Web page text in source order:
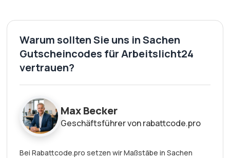
Warum sollten Sie uns in Sachen
Gutscheincodes für Arbeitslicht24
vertrauen?
Max Becker
Geschäftsführer von rabattcode.pro
Bei Rabattcode.pro setzen wir Maßstäbe in Sachen